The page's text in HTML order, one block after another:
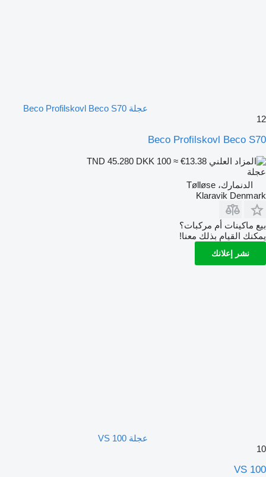
عجلة Beco Profilskovl Beco S70
12
Beco Profilskovl Beco S70
DKK 100 ≈ €13.38
عجلة
الدنمارك، Tølløse
Klaravik Denmark
بيع ماكينات أم مركبات؟
يمكنك القيام بذلك معنا!
نشر إعلانك
عجلة VS 100
10
VS 100